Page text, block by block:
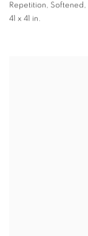
Repetition, Softened,
41 x 41 in.